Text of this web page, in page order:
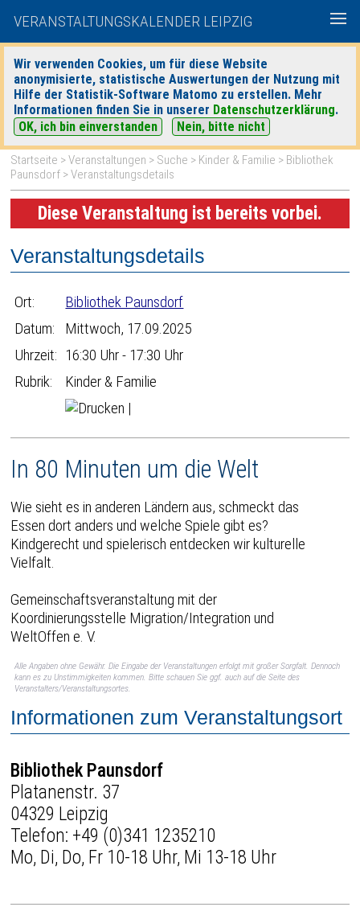
VERANSTALTUNGSKALENDER LEIPZIG
Wir verwenden Cookies, um für diese Website
anonymisierte, statistische Auswertungen der Nutzung mit
Hilfe der Statistik-Software Matomo zu erstellen. Mehr
Informationen finden Sie in unserer Datenschutzerklärung.
OK, ich bin einverstanden
Nein, bitte nicht
heute|morgen| Detaillierte Suche
Startseite >Veranstaltungen > Suche > Kinder & Familie > Bibliothek
Paunsdorf > Veranstaltungsdetails
Diese Veranstaltung ist bereits vorbei.
Veranstaltungsdetails
Ort:
Bibliothek Paunsdorf
Datum:
Mittwoch, 17.09.2025
Uhrzeit: 16:30 Uhr - 17:30 Uhr
Rubrik:
Kinder & Familie
|
In 80 Minuten um die Welt
Wie sieht es in anderen Ländern aus, schmeckt das
Essen dort anders und welche Spiele gibt es?
Kindgerecht und spielerisch entdecken wir kulturelle
Vielfalt.
Gemeinschaftsveranstaltung mit der
Koordinierungsstelle Migration/Integration und
WeltOffen e. V.
Alle Angaben ohne Gewähr. Die Eingabe der Veranstaltungen erfolgt mit großer Sorgfalt. Dennoch
kann es zu Unstimmigkeiten kommen. Bitte schauen Sie ggf. auch auf die Seite des
Veranstalters/Veranstaltungsortes.
Informationen zum Veranstaltungsort
Bibliothek Paunsdorf
Platanenstr. 37
04329 Leipzig
Telefon: +49 (0)341 1235210
Mo, Di, Do, Fr 10-18 Uhr, Mi 13-18 Uhr